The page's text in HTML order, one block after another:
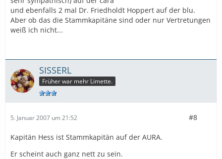
und ebenfalls 2 mal Dr. Friedholdt Hoppert auf der blu.
Aber ob das die Stammkapitäne sind oder nur Vertretungen
weiß ich nicht...
SISSERL
Früher war mehr Limette.
5. Januar 2007 um 21:52 #8
Kapitän Hess ist Stammkapitän auf der AURA.
Er scheint auch ganz nett zu sein.